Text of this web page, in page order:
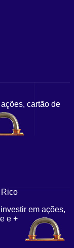
cartão de
em ações,
e +